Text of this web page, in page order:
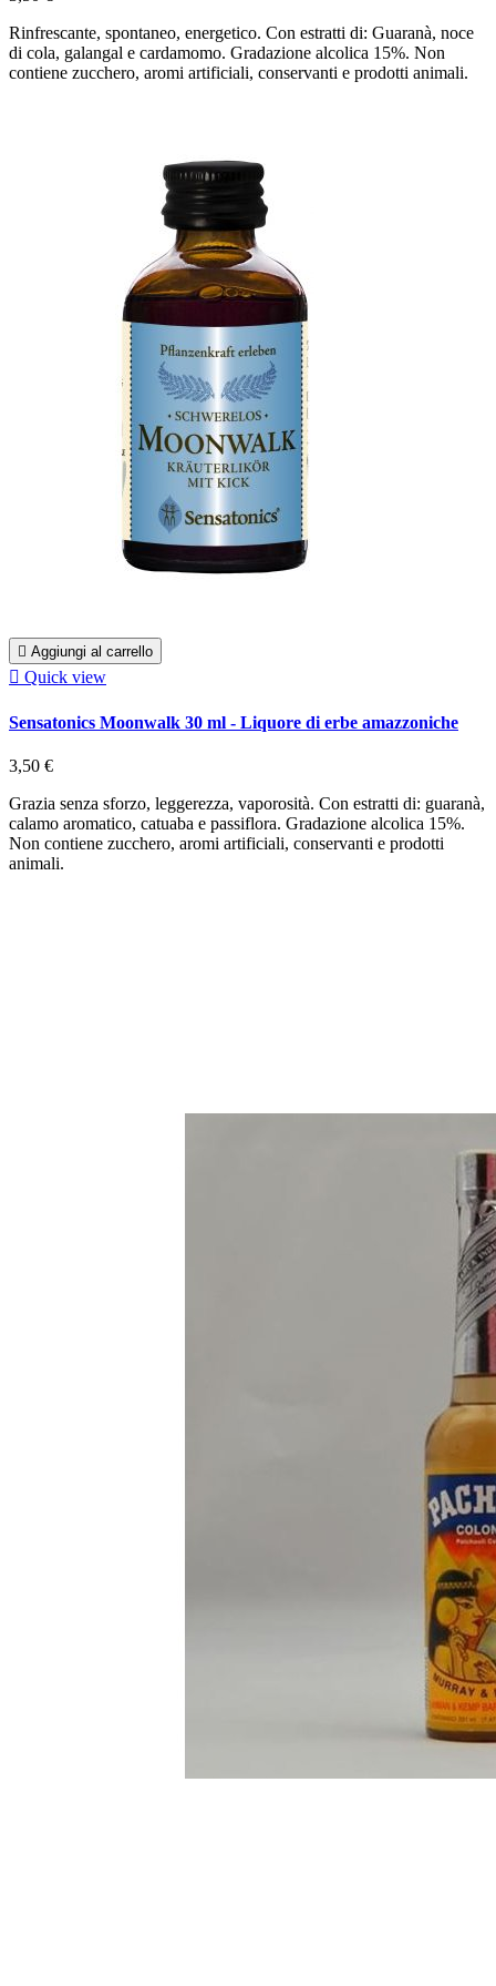
Rinfrescante, spontaneo, energetico. Con estratti di: Guaranà, noce
di cola, galangal e cardamomo. Gradazione alcolica 15%. Non
contiene zucchero, aromi artificiali, conservanti e prodotti animali.
 Aggiungi al carrello
 Quick view
Sensatonics Moonwalk 30 ml - Liquore di erbe amazzoniche
3,50 €
Grazia senza sforzo, leggerezza, vaporosità. Con estratti di: guaranà,
calamo aromatico, catuaba e passiflora. Gradazione alcolica 15%.
Non contiene zucchero, aromi artificiali, conservanti e prodotti
animali.